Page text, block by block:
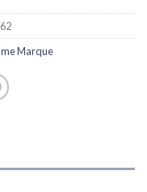
Marque